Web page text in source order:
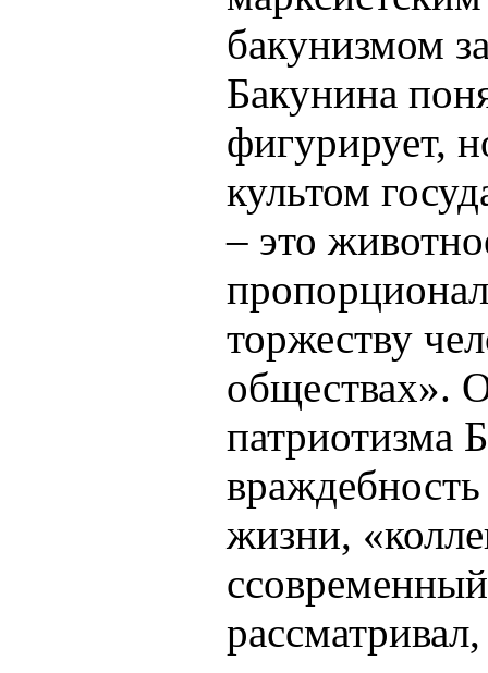
бакунизмом
Бакунина
фигурирует,
культом
– это
торжеству
обществах».
патриотизма
жизни,